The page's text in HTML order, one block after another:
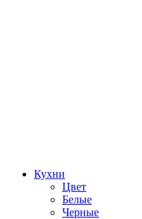
Кухни
Цвет
Белые
Черные